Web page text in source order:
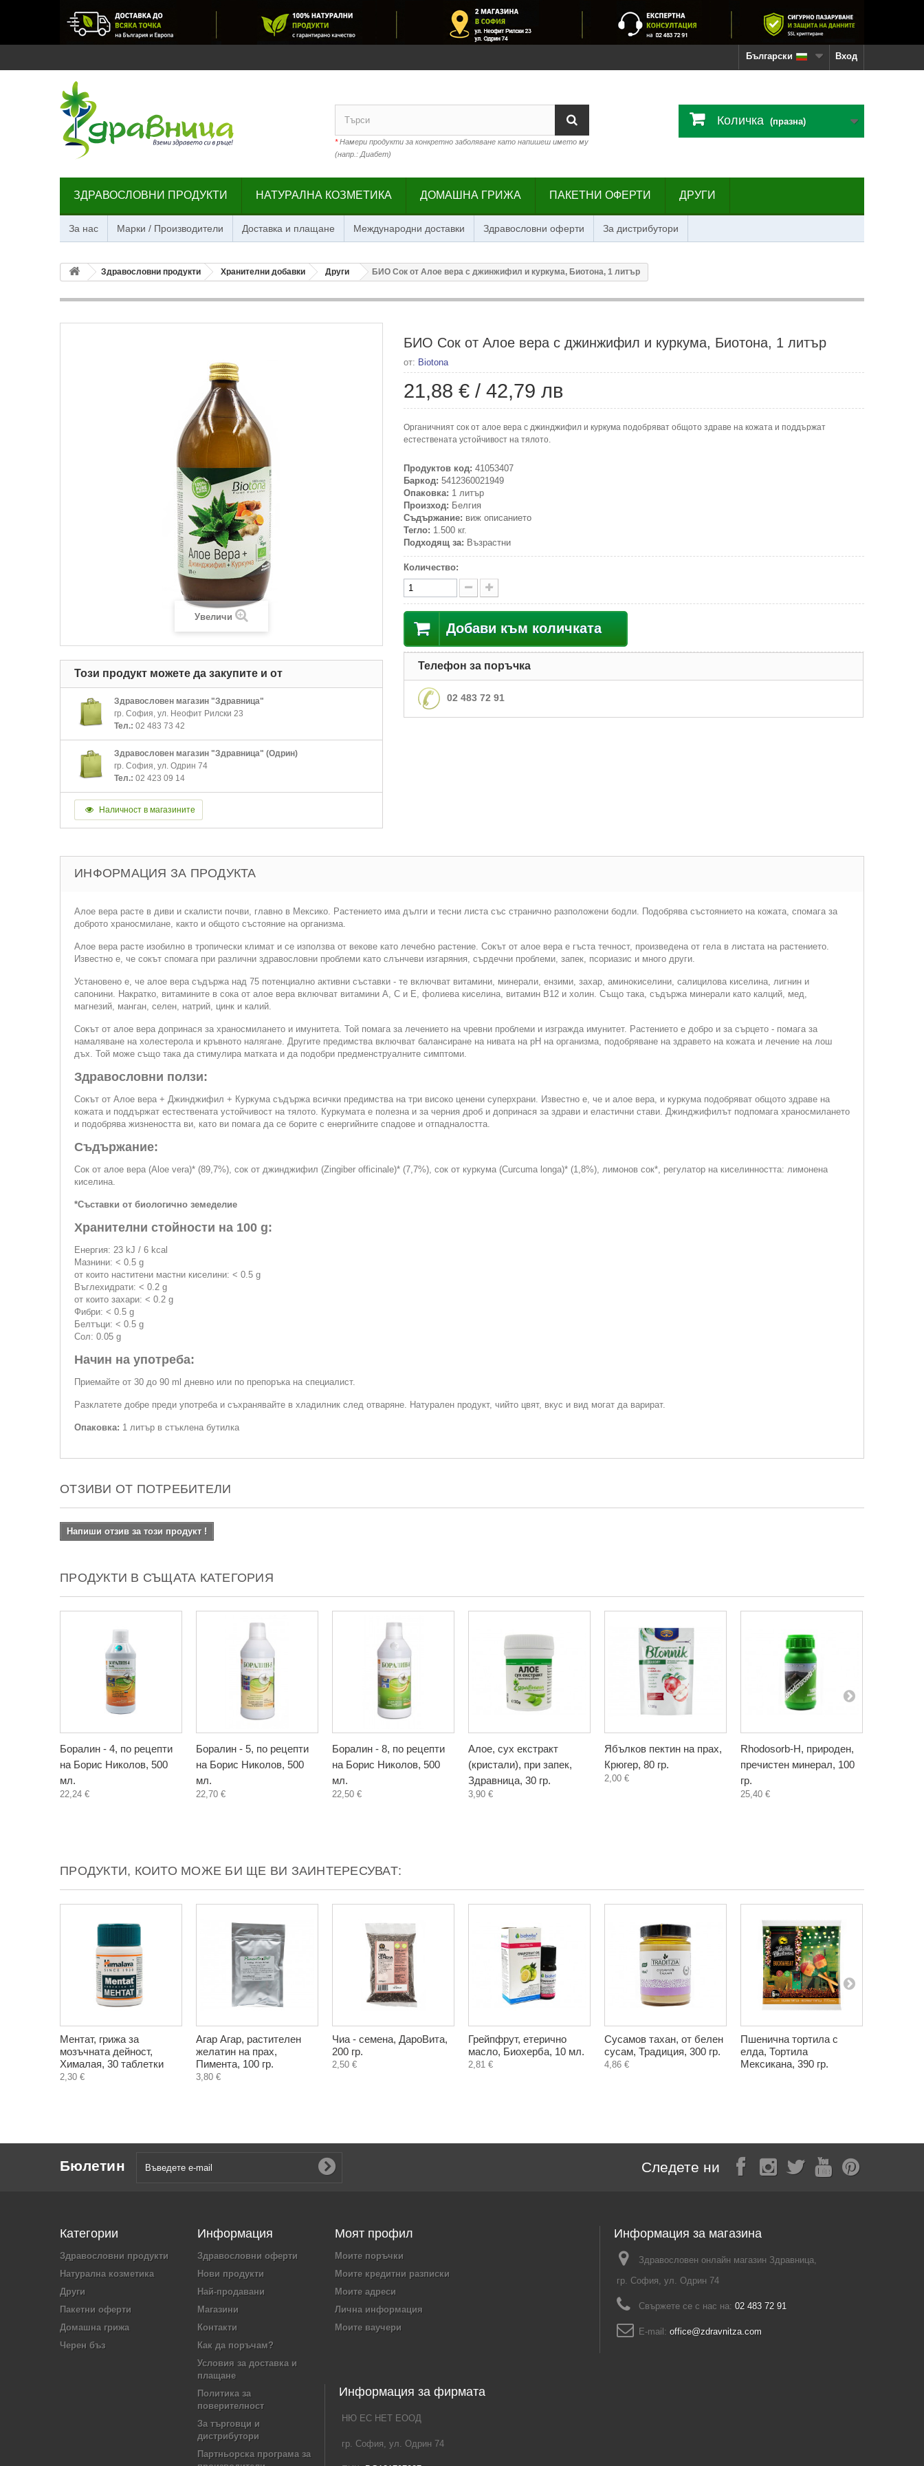
Вход
Български
*Намери продукти за конкретно заболяване като напишеш името му
(напр.: Диабет)
Количка (празна)
ЗДРАВОСЛОВНИ ПРОДУКТИ НАТУРАЛНА КОЗМЕТИКА ДОМАШНА ГРИЖА ПАКЕТНИ ОФЕРТИ ДРУГИ
За нас Марки / Производители Доставка и плащане Международни доставки Здравословни оферти За дистрибутори
Здравословни продукти Хранителни добавки Други БИО Сок от Алое вера с джинжифил и куркума, Биотона, 1 литър
Увеличи
Този продукт можете да закупите и от
Здравословен магазин "Здравница"
гр. София, ул. Неофит Рилски 23
Тел.: 02 483 73 42
Здравословен магазин "Здравница" (Одрин)
гр. София, ул. Одрин 74
Тел.: 02 423 09 14
Наличност в магазините
БИО Сок от Алое вера с джинжифил и куркума, Биотона, 1 литър
от: Biotona
21,88 € / 42,79 лв
Органичният сок от алое вера с джинджифил и куркума подобряват общото здраве на кожата и поддържат
естествената устойчивост на тялото.
Продуктов код: 41053407
Баркод: 5412360021949
Опаковка: 1 литър
Произход: Белгия
Съдържание: виж описанието
Тегло: 1.500 кг.
Подходящ за: Възрастни
Количество:
Добави към количката
Телефон за поръчка
02 483 72 91
ИНФОРМАЦИЯ ЗА ПРОДУКТА
Aлое вера расте в диви и скалисти почви, главно в Мексико. Растението има дълги и тесни листа със странично разположени бодли. Подобрява състоянието на кожата, спомага за
доброто храносмилане, както и общото състояние на организма.
Алое вера расте изобилно в тропически климат и се използва от векове като лечебно растение. Сокът от алое вера е гъста течност, произведена от гела в листата на растението.
Известно е, че сокът спомага при различни здравословни проблеми като слънчеви изгаряния, сърдечни проблеми, запек, псориазис и много други.
Установено е, че алое вера съдържа над 75 потенциално активни съставки - те включват витамини, минерали, ензими, захар, аминокиселини, салицилова киселина, лигнин и
сапонини. Накратко, витамините в сока от алое вера включват витамини А, С и Е, фолиева киселина, витамин В12 и холин. Също така, съдържа минерали като калций, мед,
магнезий, манган, селен, натрий, цинк и калий.
Сокът от алое вера допринася за храносмилането и имунитета. Той помага за лечението на чревни проблеми и изгражда имунитет. Растението е добро и за сърцето - помага за
намаляване на холестерола и кръвното налягане. Другите предимства включват балансиране на нивата на рН на организма, подобряване на здравето на кожата и лечение на лош
дъх. Той може също така да стимулира матката и да подобри предменструалните симптоми.
Здравословни ползи:
Сокът от Алое вера + Джинджифил + Куркума съдържа всички предимства на три високо ценени суперхрани. Известно е, че и алое вера, и куркума подобряват общото здраве на
кожата и поддържат естествената устойчивост на тялото. Куркумата е полезна и за черния дроб и допринася за здрави и еластични стави. Джинджифилът подпомага храносмилането
и подобрява жизнеността ви, като ви помага да се борите с енергийните спадове и отпадналостта.
Съдържание:
Сок от алое вера (Aloe vera)* (89,7%), сок от джинджифил (Zingiber officinale)* (7,7%), сок от куркума (Curcuma longa)* (1,8%), лимонов сок*, регулатор на киселинността: лимонена
киселина.
*Съставки от биологично земеделие
Хранителни стойности на 100 g:
Енергия: 23 kJ / 6 kcal
Мазнини: < 0.5 g
от които наститени мастни киселини: < 0.5 g
Въглехидрати: < 0.2 g
от които захари: < 0.2 g
Фибри: < 0.5 g
Белтъци: < 0.5 g
Сол: 0.05 g
Начин на употреба:
Приемайте от 30 до 90 ml дневно или по препоръка на специалист.
Разклатете добре преди употреба и съхранявайте в хладилник след отваряне. Натурален продукт, чийто цвят, вкус и вид могат да варират.
Опаковка: 1 литър в стъклена бутилка
ОТЗИВИ ОТ ПОТРЕБИТЕЛИ
Напиши отзив за този продукт !
ПРОДУКТИ В СЪЩАТА КАТЕГОРИЯ
Боралин - 4, по рецепти
на Борис Николов, 500
мл.
22,24 €
Боралин - 5, по рецепти
на Борис Николов, 500
мл.
22,70 €
Боралин - 8, по рецепти
на Борис Николов, 500
мл.
22,50 €
Алое, сух екстракт
(кристали), при запек,
Здравница, 30 гр.
3,90 €
Ябълков пектин на прах,
Крюгер, 80 гр.
2,00 €
Rhodosorb-H, природен,
пречистен минерал, 100
гр.
25,40 €
ПРОДУКТИ, КОИТО МОЖЕ БИ ЩЕ ВИ ЗАИНТЕРЕСУВАТ:
Ментат, грижа за
мозъчната дейност,
Хималая, 30 таблетки
2,30 €
Агар Агар, растителен
желатин на прах,
Пимента, 100 гр.
3,80 €
Чиа - семена, ДароВита,
200 гр.
2,50 €
Грейпфрут, етерично
масло, Биохерба, 10 мл.
2,81 €
Сусамов тахан, от белен
сусам, Традиция, 300 гр.
4,86 €
Пшенична тортила с
елда, Тортила
Мексикана, 390 гр.
Бюлетин Следете ни
Категории
Здравословни продукти
Натурална козметика
Други
Пакетни оферти
Домашна грижа
Черен бъз
Информация
Здравословни оферти
Нови продукти
Най-продавани
Магазини
Контакти
Как да поръчам?
Условия за доставка и
плащане
Политика за
поверителност
За търговци и
дистрибутори
Партньорска програма за
Моят профил
Моите поръчки
Моите кредитни разписки
Моите адреси
Лична информация
Моите ваучери
Информация за магазина
Здравословен онлайн магазин Здравница,
гр. София, ул. Одрин 74
Свържете се с нас на: 02 483 72 91
E-mail: office@zdravnitza.com
Информация за фирмата
НЮ ЕС НЕТ ЕООД
гр. София, ул. Одрин 74